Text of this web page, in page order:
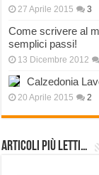
27 Aprile 2015 3
Come scrivere al
semplici passi!
13 Dicembre 2012
Calzedonia
20 Aprile 2015 2
Articoli più Letti…